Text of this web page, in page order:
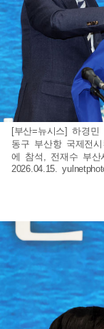
[부산=뉴시스] 하경
동구 부산항 국제전
에 참석, 전재수 부산
2026.04.15.